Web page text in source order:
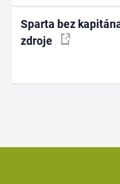
Sparta bez
zdroje